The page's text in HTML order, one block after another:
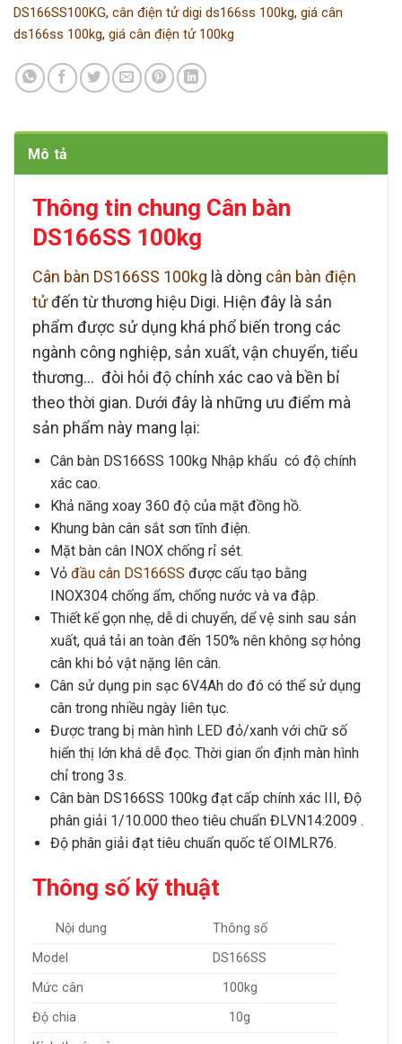
DS166SS100KG, cân điện tử digi ds166ss 100kg, giá cân
ds166ss 100kg, giá cân điện tử 100kg
Mô tả
Thông tin chung Cân bàn
DS166SS 100kg
Cân bàn DS166SS 100kg là dòng cân bàn điện
tửđến từ thương hiệu Digi. Hiện đây là sản
phẩm được sử dụng khá phổ biến trong các
ngành công nghiệp, sản xuất, vận chuyển, tiểu
thương… đòi hỏi độ chính xác cao và bền bỉ
theo thời gian. Dưới đây là những ưu điểm mà
sản phẩm này mang lại:
Cân bàn DS166SS 100kg Nhập khẩu có độ chính
xác cao.
Khả năng xoay 360 độ của mặt đồng hồ.
Khung bàn cân sắt sơn tĩnh điện.
Mặt bàn cân INOX chống rỉ sét.
Vỏ đầu cân DS166SS được cấu tạo bằng
INOX304 chống ẩm, chống nước và va đập.
Thiết kế gọn nhẹ, dễ di chuyển, dể vệ sinh sau sản
xuất, quá tải an toàn đến 150% nên không sợ hỏng
cân khi bỏ vật nặng lên cân.
Cân sử dụng pin sạc 6V4Ah do đó có thể sử dụng
cân trong nhiều ngày liên tục.
Được trang bị màn hình LED đỏ/xanh với chữ số
hiển thị lớn khá dễ đọc. Thời gian ổn định màn hình
chỉ trong 3s.
Cân bàn DS166SS 100kg đạt cấp chính xác III, Độ
phân giải 1/10.000 theo tiêu chuẩn ĐLVN14:2009 .
Độ phân giải đạt tiêu chuẩn quốc tế OIMLR76.
Thông số kỹ thuật
Nội dung
Thông số
Model
DS166SS
Mức cân
100kg
Độ chia
10g